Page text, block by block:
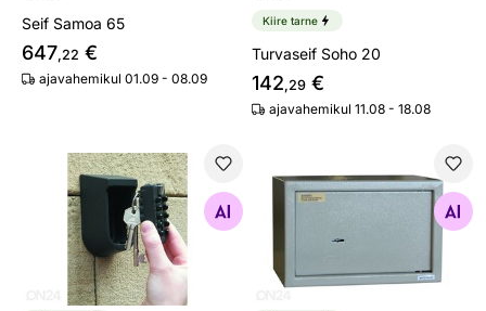
Seif Samoa 65
647,22 €
ajavahemikul 01.09 - 08.09
Kiire tarne
Turvaseif Soho 20
142,29 €
ajavahemikul 11.08 - 18.08
Varuvõtme hoidja KeyKeeper
Otsi sarnaseid
Võtmega seif